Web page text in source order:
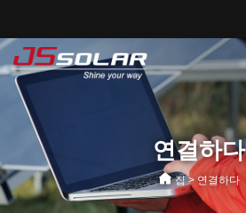
연결하다
집> 연결하다